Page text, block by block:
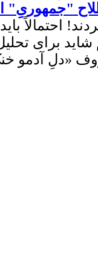
"جمهوریِ"
احتمالاً
برای
«دلِ